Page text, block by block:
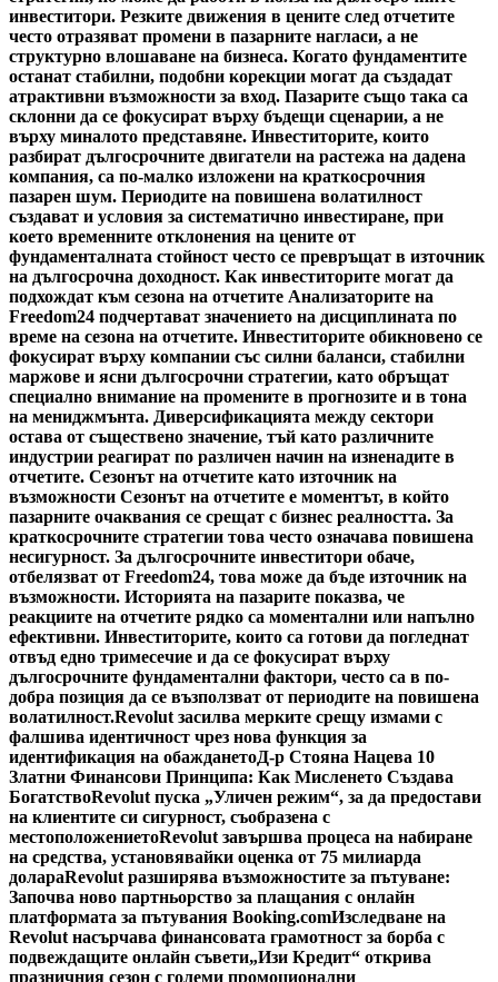
инвеститори. Резките движения в цените след отчетите
често отразяват промени в пазарните нагласи, а не
структурно влошаване на бизнеса. Когато фундаментите
останат стабилни, подобни корекции могат да създадат
атрактивни възможности за вход. Пазарите също така са
склонни да се фокусират върху бъдещи сценарии, а не
върху миналото представяне. Инвеститорите, които
разбират дългосрочните двигатели на растежа на дадена
компания, са по-малко изложени на краткосрочния
пазарен шум. Периодите на повишена волатилност
създават и условия за систематично инвестиране, при
което временните отклонения на цените от
фундаменталната стойност често се превръщат в източник
на дългосрочна доходност. Как инвеститорите могат да
подхождат към сезона на отчетите Анализаторите на
Freedom24 подчертават значението на дисциплината по
време на сезона на отчетите. Инвеститорите обикновено се
фокусират върху компании със силни баланси, стабилни
маржове и ясни дългосрочни стратегии, като обръщат
специално внимание на промените в прогнозите и в тона
на мениджмънта. Диверсификацията между сектори
остава от съществено значение, тъй като различните
индустрии реагират по различен начин на изненадите в
отчетите. Сезонът на отчетите като източник на
възможности Сезонът на отчетите е моментът, в който
пазарните очаквания се срещат с бизнес реалността. За
краткосрочните стратегии това често означава повишена
несигурност. За дългосрочните инвеститори обаче,
отбелязват от Freedom24, това може да бъде източник на
възможности. Историята на пазарите показва, че
реакциите на отчетите рядко са моментални или напълно
ефективни. Инвеститорите, които са готови да погледнат
отвъд едно тримесечие и да се фокусират върху
дългосрочните фундаментални фактори, често са в по-
добра позиция да се възползват от периодите на повишена
волатилност.Revolut засилва мерките срещу измами с
фалшива идентичност чрез нова функция за
идентификация на обажданетоД-р Стояна Нацева 10
Златни Финансови Принципа: Как Мисленето Създава
БогатствоRevolut пуска „Уличен режим“, за да предостави
на клиентите си сигурност, съобразена с
местоположениетоRevolut завършва процеса на набиране
на средства, установявайки оценка от 75 милиарда
долараRevolut разширява възможностите за пътуване:
Започва ново партньорство за плащания с онлайн
платформата за пътувания Booking.comИзследване на
Revolut насърчава финансовата грамотност за борба с
подвеждащите онлайн съвети„Изи Кредит“ открива
празничния сезон с големи промоционални